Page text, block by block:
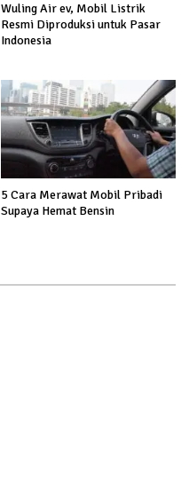
Wuling Air ev, Mobil Listrik
Resmi Diproduksi untuk Pasar
Indonesia
5 Cara Merawat Mobil Pribadi
Supaya Hemat Bensin